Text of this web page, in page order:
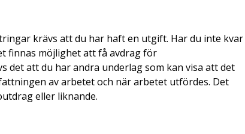
krävs att du har haft en utgift. Har du inte kvar
finnas möjlighet att få avdrag för
att du har andra underlag som kan visa att det
av arbetet och när arbetet utfördes. Det
eller liknande.